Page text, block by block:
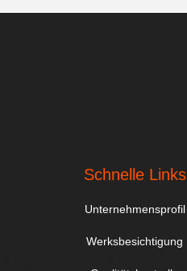
Schnelle Links
Unternehmensprofil
Werksbesichtigung